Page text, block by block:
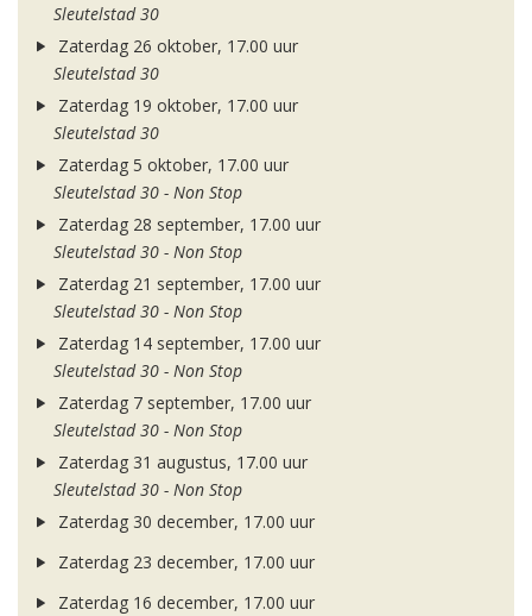
Sleutelstad 30
Zaterdag 26 oktober, 17.00 uur
Sleutelstad 30
Zaterdag 19 oktober, 17.00 uur
Sleutelstad 30
Zaterdag 5 oktober, 17.00 uur
Sleutelstad 30 - Non Stop
Zaterdag 28 september, 17.00 uur
Sleutelstad 30 - Non Stop
Zaterdag 21 september, 17.00 uur
Sleutelstad 30 - Non Stop
Zaterdag 14 september, 17.00 uur
Sleutelstad 30 - Non Stop
Zaterdag 7 september, 17.00 uur
Sleutelstad 30 - Non Stop
Zaterdag 31 augustus, 17.00 uur
Sleutelstad 30 - Non Stop
Zaterdag 30 december, 17.00 uur
Zaterdag 23 december, 17.00 uur
Zaterdag 16 december, 17.00 uur